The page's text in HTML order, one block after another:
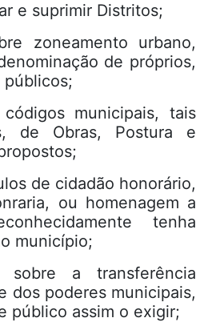
e suprimir Distritos;
zoneamento urbano,
de próprios,
públicos;
municipais, tais
de Obras, Postura e
de cidadão honorário,
ou homenagem a
tenha
município;
a transferência
dos poderes municipais,
público assim o exigir;